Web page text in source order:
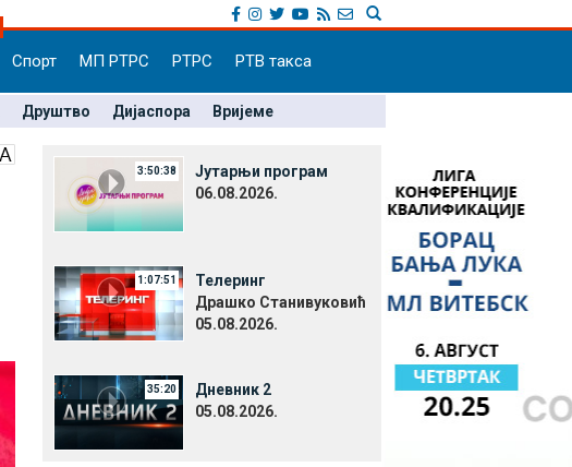
Спорт МП РТРС РТРС РТВ такса
Друштво Дијаспора Вријеме
3:50:38
Јутарњи програм
06.08.2026.
1:07:51
Телеринг
Драшко Станивуковић
05.08.2026.
35:20
Дневник 2
05.08.2026.